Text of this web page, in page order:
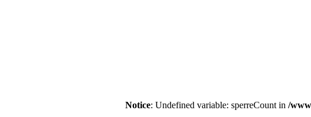
Notice: Undefined variable: sperreCount in /